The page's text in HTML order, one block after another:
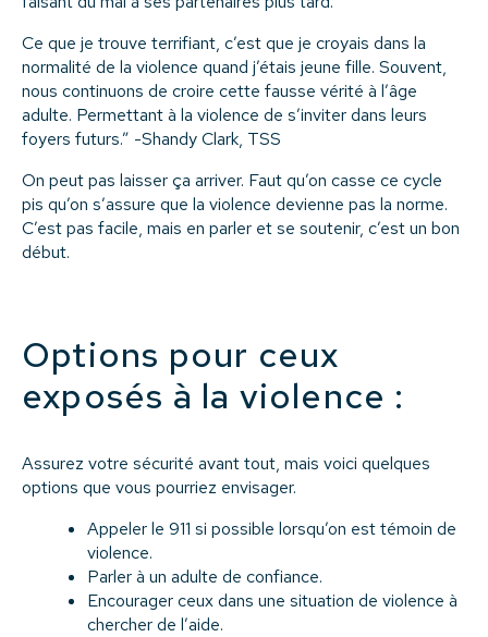
Ce que je trouve terrifiant, c’est que je croyais dans la
normalité de la violence quand j’étais jeune fille. Souvent,
nous continuons de croire cette fausse vérité à l’âge
adulte. Permettant à la violence de s’inviter dans leurs
foyers futurs.” -Shandy Clark, TSS
On peut pas laisser ça arriver. Faut qu’on casse ce cycle
pis qu’on s’assure que la violence devienne pas la norme.
C’est pas facile, mais en parler et se soutenir, c’est un bon
début.
Options pour ceux
exposés à la violence :
Assurez votre sécurité avant tout, mais voici quelques
options que vous pourriez envisager.
Appeler le 911 si possible lorsqu’on est témoin de
violence.
Parler à un adulte de confiance.
Encourager ceux dans une situation de violence à
chercher de l’aide.